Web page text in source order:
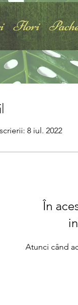
Flori
8 iul. 2022
În
Atunci când